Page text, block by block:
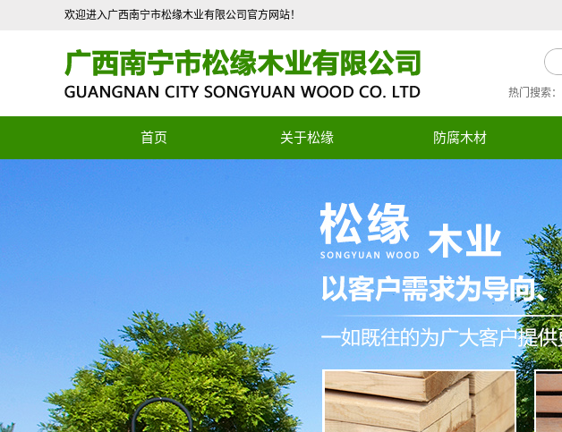
欢迎进入广西南宁市松缘木业有限公司官方网站！
热门搜索：
首页 关于松缘
联系我们
防腐木材